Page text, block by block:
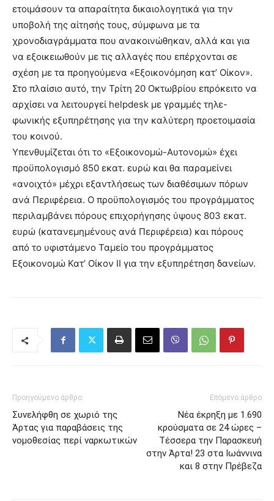
ετοιμάσουν τα απαραίτητα δικαιολογητικά για την
υποβολή της αίτησής τους, σύμφωνα με τα
χρονοδιαγράμματα που ανακοινώθηκαν, αλλά και για
να εξοικειωθούν με τις αλλαγές που επέρχονται σε
σχέση με τα προηγούμενα «Εξοικονόμηση κατ’ Οίκον».
Στο πλαίσιο αυτό, την Τρίτη 20 Οκτωβρίου επρόκειτο να
αρχίσει να λειτουργεί helpdesk με γραμμές τηλε-
φωνικής εξυπηρέτησης για την καλύτερη προετοιμασία
του κοινού.
Υπενθυμίζεται ότι το «Εξοικονομώ-Αυτονομώ» έχει
προϋπολογισμό 850 εκατ. ευρώ και θα παραμείνει
«ανοιχτό» μέχρι εξαντλήσεως των διαθέσιμων πόρων
ανά Περιφέρεια. Ο προϋπολογισμός του προγράμματος
περιλαμβάνει πόρους επιχορήγησης ύψους 803 εκατ.
ευρώ (κατανεμημένους ανά Περιφέρεια) και πόρους
από το υφιστάμενο Ταμείο του προγράμματος
Εξοικονομώ Κατ’ Οίκον ΙΙ για την εξυπηρέτηση δανείων.
Προηγούμενο άρθρο
Συνελήφθη σε χωριό της
Άρτας για παραβάσεις της
νομοθεσίας περί ναρκωτικών
Επόμενο άρθρο
Νέα έκρηξη με 1.690
κρούσματα σε 24 ώρες –
Τέσσερα την Παρασκευή
στην Άρτα! 23 στα Ιωάννινα
και 8 στην Πρέβεζα